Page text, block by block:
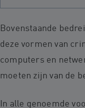
Bovenstaande
deze vormen van
computers en
moeten zijn van de
In alle genoemde